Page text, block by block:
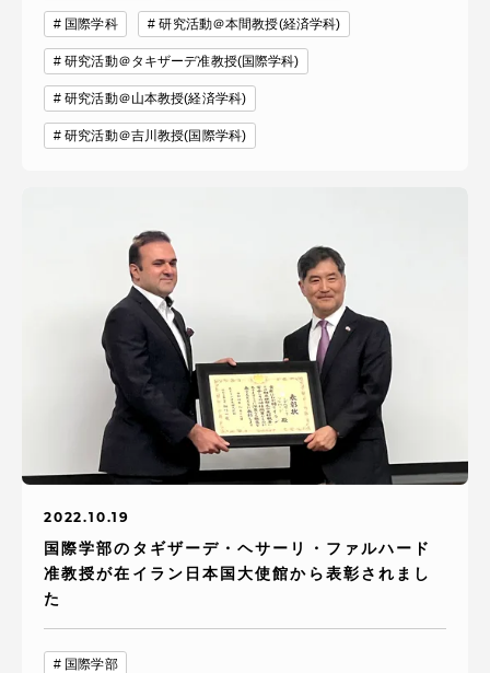
国際学科 研究活動＠本間教授(経済学科)
研究活動＠タキザーデ准教授(国際学科)
研究活動＠山本教授(経済学科)
研究活動＠吉川教授(国際学科)
2022.10.19
国際学部のタギザーデ・ヘサーリ・ファルハード
准教授が在イラン日本国大使館から表彰されまし
た
国際学部